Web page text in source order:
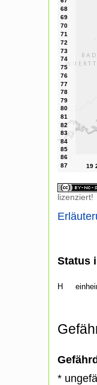
lizenziert!
Status
H
*